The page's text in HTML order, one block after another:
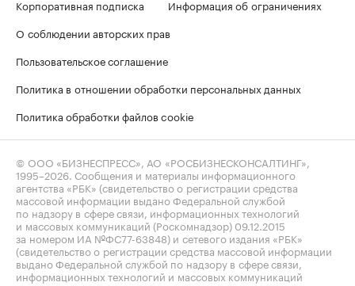
Корпоративная подписка
Информация об ограничениях
О соблюдении авторских прав
Пользовательское соглашение
Политика в отношении обработки персональных данных
Политика обработки файлов cookie
© ООО «БИЗНЕСПРЕСС», АО «РОСБИЗНЕСКОНСАЛТИНГ»,
1995–2026. Сообщения и материалы информационного
агентства «РБК» (свидетельство о регистрации средства
массовой информации выдано Федеральной службой
по надзору в сфере связи, информационных технологий
и массовых коммуникаций (Роскомнадзор) 09.12.2015
за номером ИА №ФС77-63848) и сетевого издания «РБК»
(свидетельство о регистрации средства массовой информации
выдано Федеральной службой по надзору в сфере связи,
информационных технологий и массовых коммуникаций